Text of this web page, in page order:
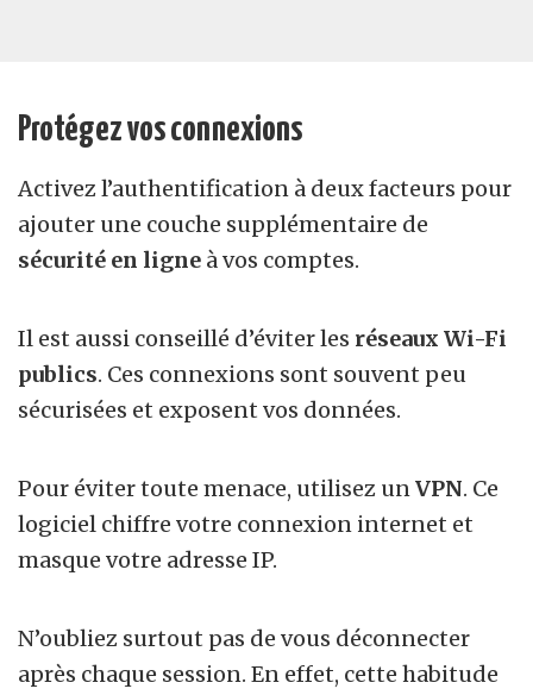
Protégez vos connexions
Activez l’authentification à deux facteurs pour
ajouter une couche supplémentaire de
sécurité en ligne à vos comptes.
Il est aussi conseillé d’éviter les réseaux Wi-Fi
publics. Ces connexions sont souvent peu
sécurisées et exposent vos données.
Pour éviter toute menace, utilisez unVPN. Ce
logiciel chiffre votre connexion internet et
masque votre adresse IP.
N’oubliez surtout pas de vous déconnecter
après chaque session. En effet, cette habitude